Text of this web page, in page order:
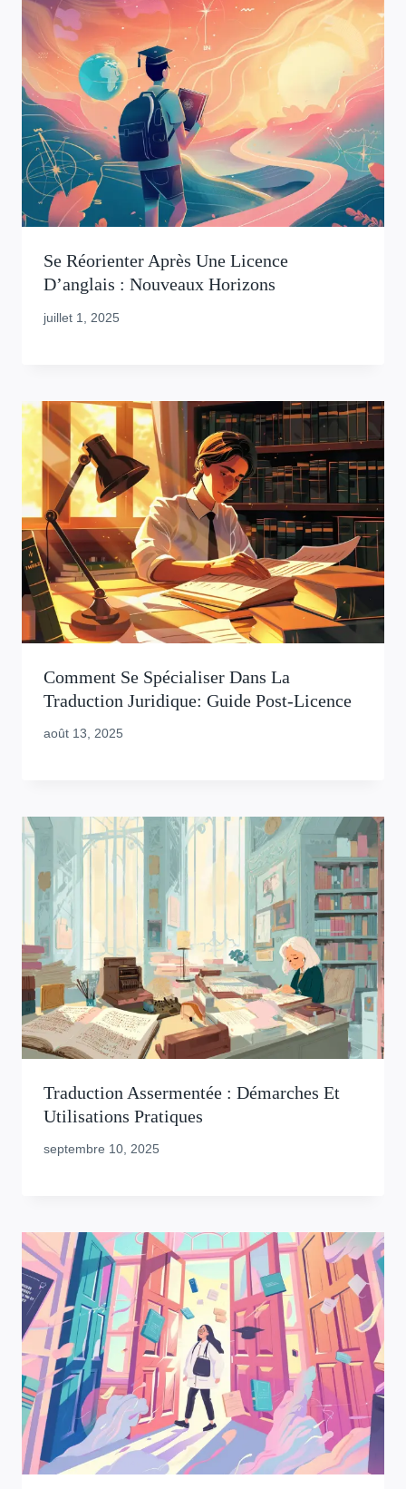
Se Réorienter Après Une Licence
D’anglais : Nouveaux Horizons
juillet 1, 2025
Comment Se Spécialiser Dans La
Traduction Juridique: Guide Post-Licence
août 13, 2025
Traduction Assermentée : Démarches Et
Utilisations Pratiques
septembre 10, 2025